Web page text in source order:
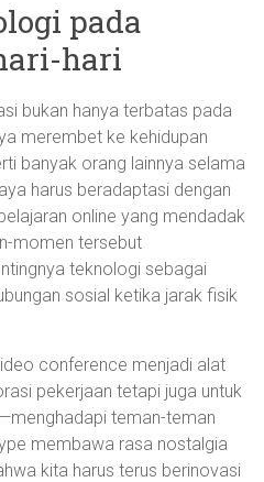
pada
hari
bukan hanya terbatas pada
merembet ke kehidupan
banyak orang lainnya selama
harus beradaptasi dengan
online yang mendadak
momen tersebut
teknologi sebagai
sosial ketika jarak fisik
conference menjadi alat
pekerjaan tetapi juga untuk
teman-teman
membawa rasa nostalgia
kita harus terus berinovasi